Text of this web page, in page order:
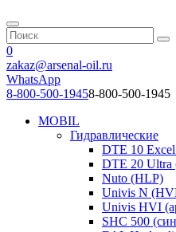
0
zakaz@arsenal-oil.ru
WhatsApp
8-800-500-19458-800-500-1945
MOBIL
Гидравлические
DTE 10
DTE 20 Ultra
Nuto (HLP)
Univis N
Univis HVI
SHC 500